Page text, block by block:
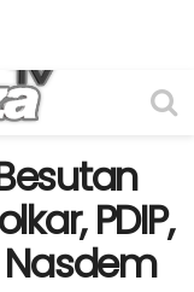
PDIP,
Nasdem